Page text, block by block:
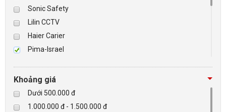
Sonic Safety
Lilin CCTV
Haier Carier
Pima-Israel
Checkpoint
Paradox-Canada
D-max
Khoảng giá
Dưới 500.000 đ
1.000.000 đ - 1.500.000 đ
CAMERA GIÁM SÁT
BÁO ĐỘNG, BÁO CHÁY
NHÀ THÔNG MINH
LIÊN HỆ